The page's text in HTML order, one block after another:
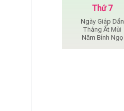
Thứ 7
Ngày Giáp Dần
Tháng Ất Mùi
Năm Bính Ngọ